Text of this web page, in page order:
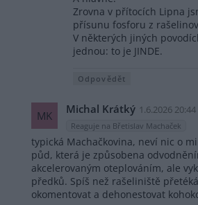
Zrovna v přítocích Lipna
přísunu fosforu z
V některých jiných
jednou: to je JINDE.
Odpovědět
MK Michal Krátký 1.6.2026 20:44
Reaguje na Břetislav Machaček
typická Machačkovina, neví nic o
půd, která je způsobena
akcelerovaným oteplováním, ale
předků. Spíš než rašeliniště
okomentovat a dehonestovat